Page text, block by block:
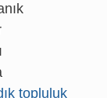
topluluk